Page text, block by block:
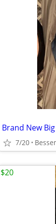
Brand New
7/20
$20